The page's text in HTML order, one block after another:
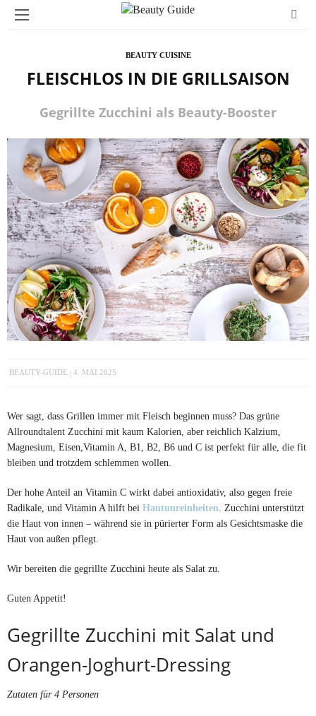
BEAUTY CUISINE
FLEISCHLOS IN DIE GRILLSAISON
Gegrillte Zucchini als Beauty-Booster
BEAUTY-GUIDE 4. MAI 2025
Wer sagt, dass Grillen immer mit Fleisch beginnen muss? Das grüne
Allroundtalent Zucchini mit kaum Kalorien, aber reichlich Kalzium,
Magnesium, Eisen,Vitamin A, B1, B2, B6 und C ist perfekt für alle, die fit
bleiben und trotzdem schlemmen wollen.
Der hohe Anteil an Vitamin C wirkt dabei antioxidativ, also gegen freie
Radikale, und Vitamin A hilft bei Hautunreinheiten. Zucchini unterstützt
die Haut von innen – während sie in pürierter Form als Gesichtsmaske die
Haut von außen pflegt.
Wir bereiten die gegrillte Zucchini heute als Salat zu.
Guten Appetit!
Gegrillte Zucchini mit Salat und
Orangen-Joghurt-Dressing
Zutaten für 4 Personen